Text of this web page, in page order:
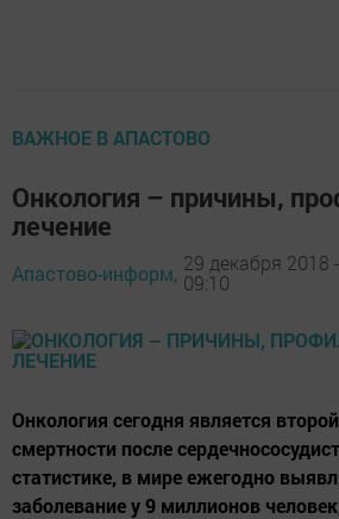
ВАЖНОЕ В АПАСТОВО
Онкология – причины,
лечение
Апастово-информ, 29 декабря 2018 -
09:10
Онкология сегодня является
смертности после
статистике, в мире ежегодно
заболевание у 9 миллионов